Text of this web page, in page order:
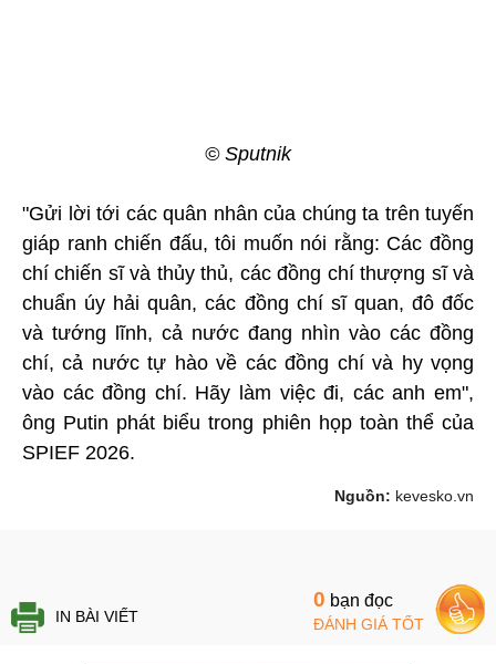
© Sputnik
"Gửi lời tới các quân nhân của chúng ta trên tuyến
giáp ranh chiến đấu, tôi muốn nói rằng: Các đồng
chí chiến sĩ và thủy thủ, các đồng chí thượng sĩ và
chuẩn úy hải quân, các đồng chí sĩ quan, đô đốc
và tướng lĩnh, cả nước đang nhìn vào các đồng
chí, cả nước tự hào về các đồng chí và hy vọng
vào các đồng chí. Hãy làm việc đi, các anh em",
ông Putin phát biểu trong phiên họp toàn thể của
SPIEF 2026.
Nguồn: kevesko.vn
IN BÀI VIẾT
0 bạn đọc
ĐÁNH GIÁ TỐT